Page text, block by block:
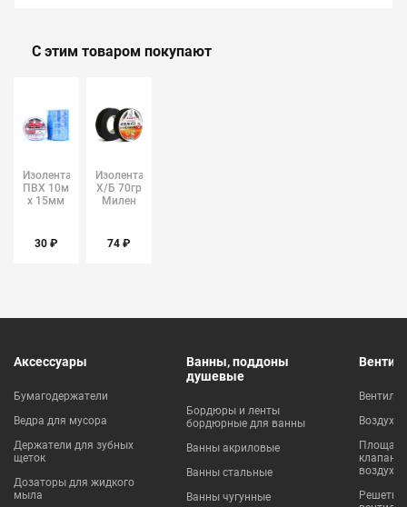
С этим товаром покупают
Изолента
ПВХ 10м
х 15мм
30 ₽
Изолента
Х/Б 70гр
Милен
74 ₽
Аксессуары
Бумагодержатели
Ведра для мусора
Держатели для зубных
щеток
Дозаторы для жидкого
мыла
Ванны, поддоны
душевые
Бордюры и ленты
бордюрные для ванны
Ванны акриловые
Ванны стальные
Ванны чугунные
клапаны
Решетки